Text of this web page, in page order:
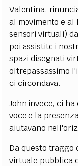
Valentina,
al movimento e
sensori virtuali)
poi assistito i
spazi disegnati
oltrepassassimo
ci circondava.
John invece, ci
voce e la
aiutavano
Da questo traggo
virtuale pubblica